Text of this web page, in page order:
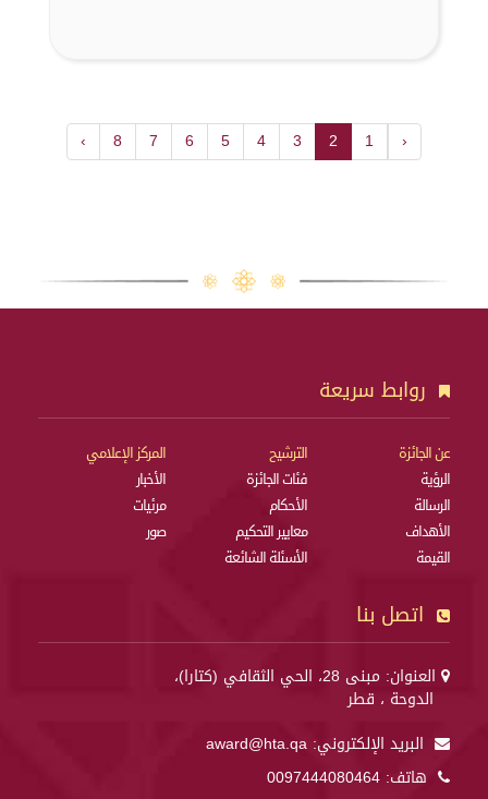
‹
1
2
3
4
5
6
7
8
›
روابط سريعة
عن الجائزة
الرؤية
الرسالة
الأهداف
القيمة
الترشيح
فئات الجائزة
الأحكام
معايير التحكيم
الأسئلة الشائعة
المركز الإعلامي
الأخبار
مرئيات
صور
اتصل بنا
العنوان: مبنى 28، الحي الثقافي (كتارا)،
الدوحة ، قطر
البريد الإلكتروني: award@hta.qa
هاتف: 0097444080464